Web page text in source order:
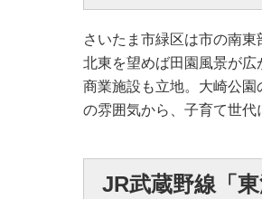
さいたま市緑区は市の南
北東を望めば田園風景が
商業施設も立地。大崎公
の雰囲気から、子育て世代
JR武蔵野線「